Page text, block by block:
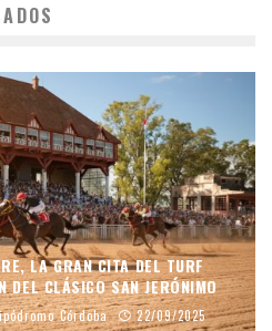
LA GRAN CITA DEL TURF
DEL CLÁSICO SAN JERÓNIMO
Córdoba
22/09/2025